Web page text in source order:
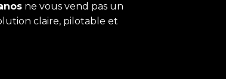
ne vous vend pas un
claire, pilotable et